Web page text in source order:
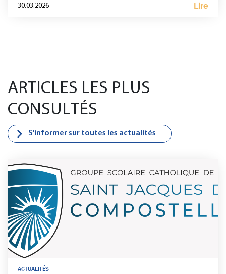
30.03.2026 Lire
ARTICLES LES PLUS
CONSULTÉS
S'informer sur toutes les actualités
ACTUALITÉS